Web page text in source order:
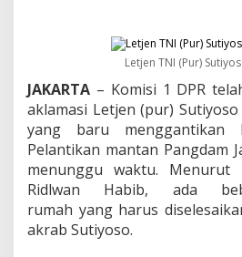
S
u
t
i
y
o
s
,
P
e
Letjen TNI (Pur)
JAKARTA – Komisi 1 DPR
aklamasi Letjen (pur)
yang baru menggantikan
Pelantikan mantan Pangdam
menunggu waktu. Menurut
Ridlwan Habib, ada
rumah yang harus
akrab Sutiyoso.